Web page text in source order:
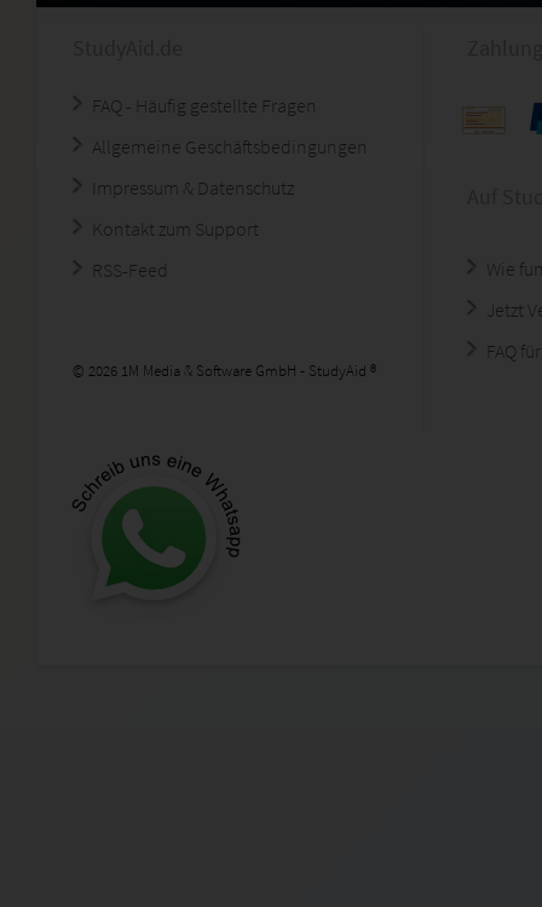
FAQ - Häufig gestellte Fragen
Allgemeine Geschäftsbedingungen
Impressum & Datenschutz
Kontakt zum Support
RSS-Feed
© 2026 1M Media & Software GmbH - StudyAid ®
Wie
Jetzt
FAQ